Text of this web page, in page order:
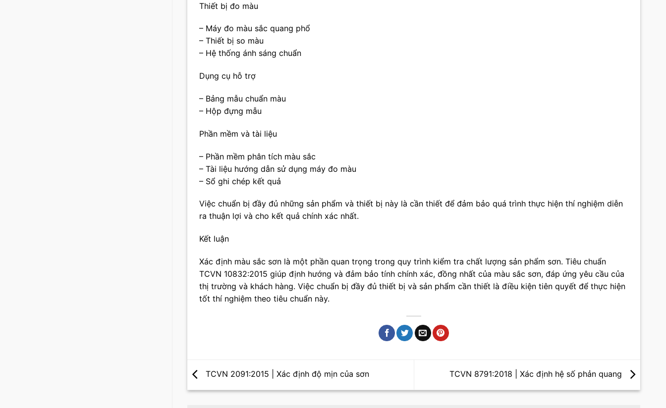
Thiết bị đo màu
– Máy đo màu sắc quang phổ
– Thiết bị so màu
– Hệ thống ánh sáng chuẩn
Dụng cụ hỗ trợ
– Bảng mẫu chuẩn màu
– Hộp đựng mẫu
Phần mềm và tài liệu
– Phần mềm phân tích màu sắc
– Tài liệu hướng dẫn sử dụng máy đo màu
– Sổ ghi chép kết quả
Việc chuẩn bị đầy đủ những sản phẩm và thiết bị này là cần thiết để đảm bảo quá trình thực hiện thí nghiệm diễn
ra thuận lợi và cho kết quả chính xác nhất.
Kết luận
Xác định màu sắc sơn là một phần quan trọng trong quy trình kiểm tra chất lượng sản phẩm sơn. Tiêu chuẩn
TCVN 10832:2015 giúp định hướng và đảm bảo tính chính xác, đồng nhất của màu sắc sơn, đáp ứng yêu cầu của
thị trường và khách hàng. Việc chuẩn bị đầy đủ thiết bị và sản phẩm cần thiết là điều kiện tiên quyết để thực hiện
tốt thí nghiệm theo tiêu chuẩn này.
TCVN 2091:2015 | Xác định độ mịn của sơn TCVN 8791:2018 | Xác định hệ số phản quang